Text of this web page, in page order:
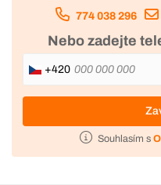
774 038 296
Nebo zadejte
+420
Souhlasím s